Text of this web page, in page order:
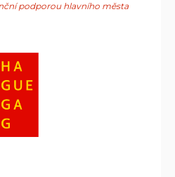
podporou hlavního města